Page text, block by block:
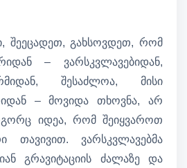
შეეცადეთ, გახსოვდეთ, რომ
– ვარსკვლავებიდან,
შესაძლოა, მისი
– მოვიდა თხოვნა, არ
იდეა, რომ შეიყვაროთ
თავივით. ვარსკვლავებმა
გრავიტაციის ძალაზე და